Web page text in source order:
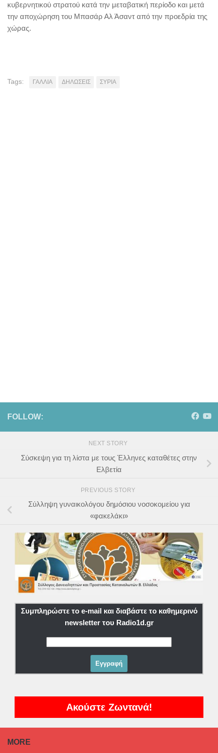
κυβερνητικού στρατού κατά την μεταβατική περίοδο και μετά
την αποχώρηση του Μπασάρ Αλ Άσαντ από την προεδρία της
χώρας.
Tags: ΓΑΛΛΙΑ ΔΗΛΩΣΕΙΣ ΣΥΡΙΑ
FOLLOW:
NEXT STORY
Σύσκεψη για τη λίστα με τους Έλληνες καταθέτες στην
Ελβετία
PREVIOUS STORY
Σύλληψη γυναικολόγου δημόσιου νοσοκομείου για
«φακελάκι»
Συμπληρώστε το e-mail και διαβάστε το καθημερινό
newsletter του Radio1d.gr
Ακούστε Ζωντανά!
MORE